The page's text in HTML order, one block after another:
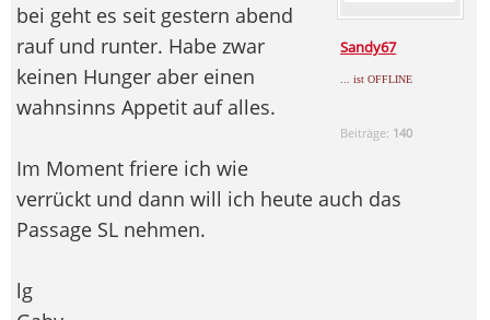
Sandy67
... ist OFFLINE
Beiträge: 140
bei geht es seit gestern abend
rauf und runter. Habe zwar
keinen Hunger aber einen
wahnsinns Appetit auf alles.
Im Moment friere ich wie
verrückt und dann will ich heute auch das
Passage SL nehmen.
lg